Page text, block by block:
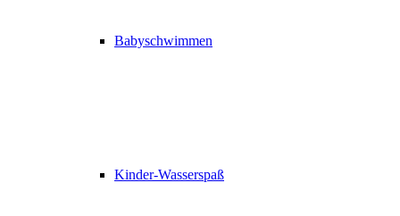
Babyschwimmen
Kinder-Wasserspaß